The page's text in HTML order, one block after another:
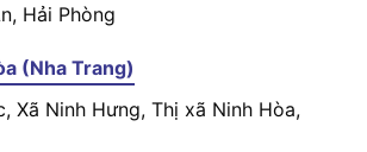
Hải Phòng
(Nha Trang)
Xã Ninh Hưng, Thị xã Ninh Hòa,